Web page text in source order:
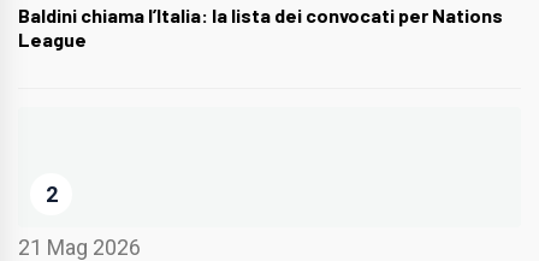
Baldini chiama l’Italia: la lista dei convocati per Nations
League
2
21 Mag 2026